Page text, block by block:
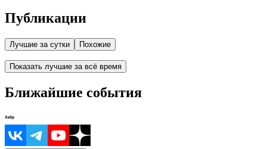
Публикации
Лучшие за сутки Похожие
Показать лучшие за всё время
Ближайшие события